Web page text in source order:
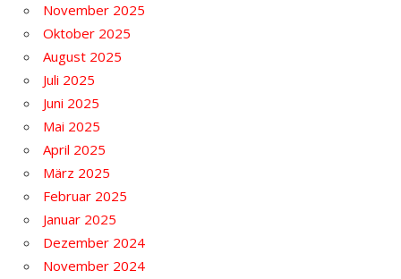
November 2025
Oktober 2025
August 2025
Juli 2025
Juni 2025
Mai 2025
April 2025
März 2025
Februar 2025
Januar 2025
Dezember 2024
November 2024